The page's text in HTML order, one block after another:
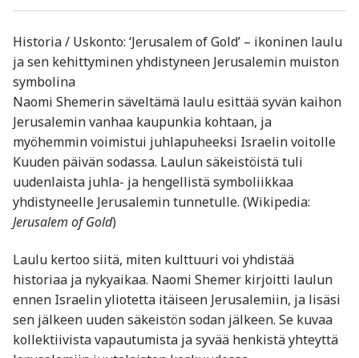
Historia / Uskonto: ‘Jerusalem of Gold’ – ikoninen laulu
ja sen kehittyminen yhdistyneen Jerusalemin muiston
symbolina
Naomi Shemerin säveltämä laulu esittää syvän kaihon
Jerusalemin vanhaa kaupunkia kohtaan, ja
myöhemmin voimistui juhlapuheeksi Israelin voitolle
Kuuden päivän sodassa. Laulun säkeistöistä tuli
uudenlaista juhla- ja hengellistä symboliikkaa
yhdistyneelle Jerusalemin tunnetulle. (Wikipedia:
Jerusalem of Gold)
Laulu kertoo siitä, miten kulttuuri voi yhdistää
historiaa ja nykyaikaa. Naomi Shemer kirjoitti laulun
ennen Israelin yliotetta itäiseen Jerusalemiin, ja lisäsi
sen jälkeen uuden säkeistön sodan jälkeen. Se kuvaa
kollektiivista vapautumista ja syvää henkistä yhteyttä